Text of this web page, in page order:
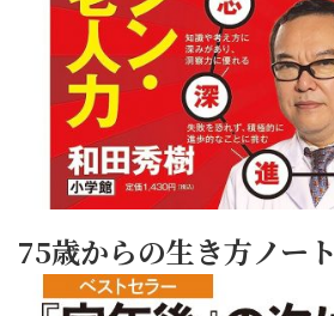
75歳からの生き方ノート